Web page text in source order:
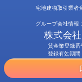
宅地建物取引業者
グループ会社情報 :
株式会
貸金業登録番
登録有効期
貸金業協会 :